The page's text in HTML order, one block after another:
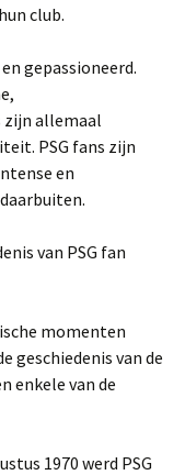
club.
gepassioneerd.
zijn allemaal
PSG fans zijn
en
van PSG fan
momenten
geschiedenis van de
enkele van de
1970 werd PSG